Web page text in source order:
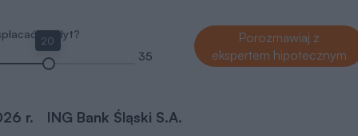
kredyt?
20
35
Porozmawiaj z
ekspertem hipotecznym
r. ING Bank Śląski S.A.